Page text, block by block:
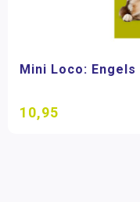
Mini Loco: Engels
10,95